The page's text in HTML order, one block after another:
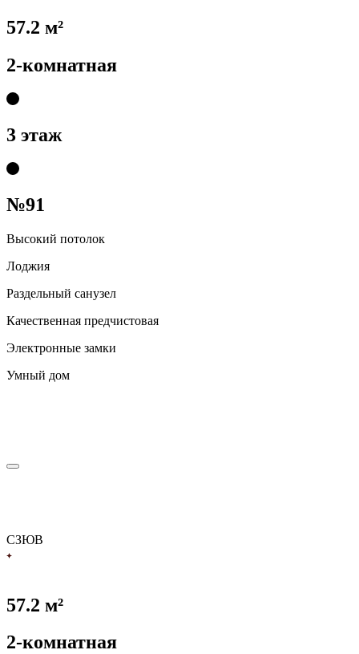
57.2 м²
2-комнатная
3 этаж
№91
Высокий потолок
Лоджия
Раздельный санузел
Качественная предчистовая
Электронные замки
Умный дом
СЗЮВ
57.2 м²
2-комнатная